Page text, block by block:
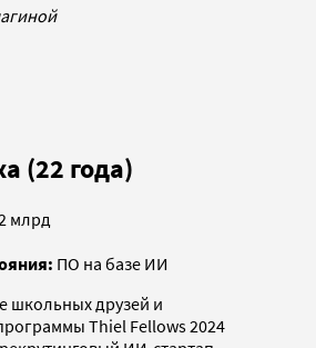
(22 года)
млрд
ПО на базе ИИ
школьных друзей и
Thiel Fellows 2024